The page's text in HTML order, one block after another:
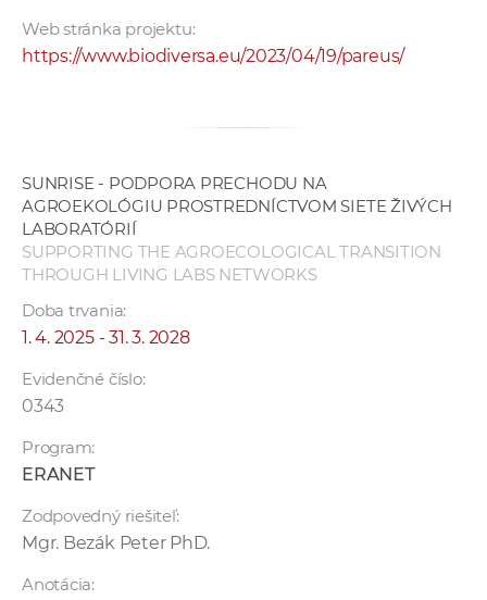
Web stránka projektu:
https://www.biodiversa.eu/2023/04/19/pareus/
SUNRISE - PODPORA PRECHODU NA
AGROEKOLÓGIU PROSTREDNÍCTVOM SIETE ŽIVÝCH
LABORATÓRIÍ
SUPPORTING THE AGROECOLOGICAL TRANSITION
THROUGH LIVING LABS NETWORKS
Doba trvania:
1. 4. 2025 - 31. 3. 2028
Evidenčné číslo:
0343
Program:
ERANET
Zodpovedný riešiteľ:
Mgr. Bezák Peter PhD.
Anotácia: